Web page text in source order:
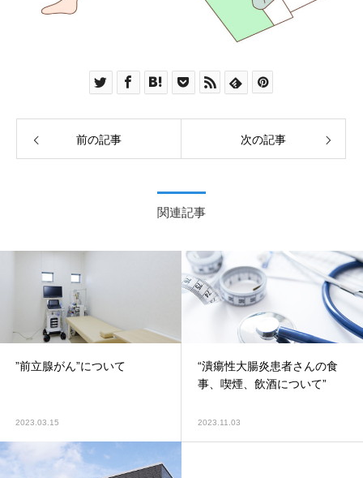
前の記事 次の記事
関連記事
”前立腺がん”について
2023.03.15
“潰瘍性大腸炎患者さんの食
事、喫煙、飲酒について”
2023.11.03